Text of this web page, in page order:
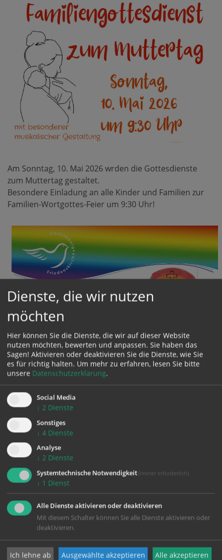
Am Sonntag, 10. Mai 2026 wrden die Gottesdienste
zum Muttertag gestaltet.
Besondere Einladung an alle Kinder und Familien zur
Familien-Wortgottes-Feier um 9:30 Uhr!
Dienste, die wir nutzen
möchten
Hier können Sie die Dienste, die wir auf dieser Website
nutzen möchten, bewerten und anpassen. Sie haben das
Sagen! Aktivieren oder deaktivieren Sie die Dienste, wie Sie
es für richtig halten. Um mehr zu erfahren, lesen Sie bitte
unsere Datenschutzerklärung.
Social Media
↓ 2 Dienste
Sonstiges
↓ 4 Dienste
Analyse
↓ 2 Dienste
Systemtechnische Notwendigkeit (immer erforderlich)
↓ 1 Dienst
Alle Dienste aktivieren oder deaktivieren
Mit diesem Schalter können Sie alle Dienste aktivieren oder
deaktivieren.
Ich lehne ab Ausgewählte akzeptieren Alle akzeptieren